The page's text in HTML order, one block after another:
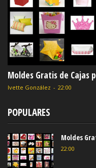
Moldes Gratis de Cajas
Ivette González - 22:00
POPULARES
Moldes
22:00